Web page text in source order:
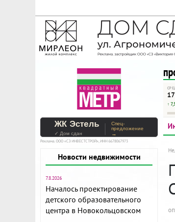
На Метре реклама
Помогайте
↑
ЖК Эстель
✓ Дом сдан
Спец-
предложение
→
Реклама. ООО «СЗ ИНВЕСТСТРОЙ», ИНН 6678067973
Новости недвижимости
7.8.2026
Началось проектирование
детского образовательного
центра в Новокольцовском